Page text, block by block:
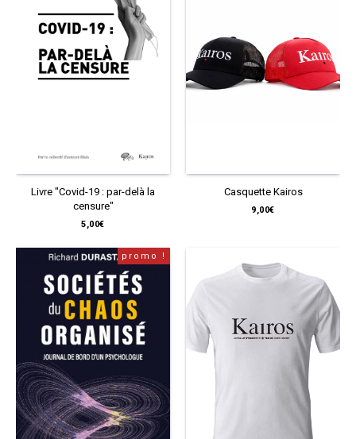
Livre "Covid-19 : par-delà la
censure"
5,00€
Casquette Kairos
9,00€
promo !